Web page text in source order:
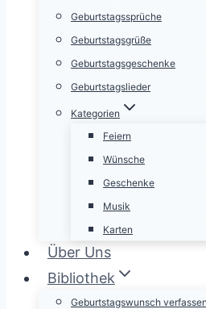
Geburtstagssprüche
Geburtstagsgrüße
Geburtstagsgeschenke
Geburtstagslieder
Kategorien
Feiern
Wünsche
Geschenke
Musik
Karten
Über Uns
Bibliothek
Geburtstagswunsch verfassen